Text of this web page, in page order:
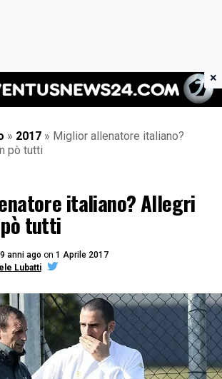
Juventus News 24
» 2017 » Miglior allenatore italiano?
pò tutti
italiano? Allegri
pò tutti
9 anni ago on 1 Aprile 2017
Lubatti
×